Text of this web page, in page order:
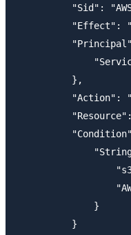
"Sid":
"Effect":
          },
"Action":
              }
          }